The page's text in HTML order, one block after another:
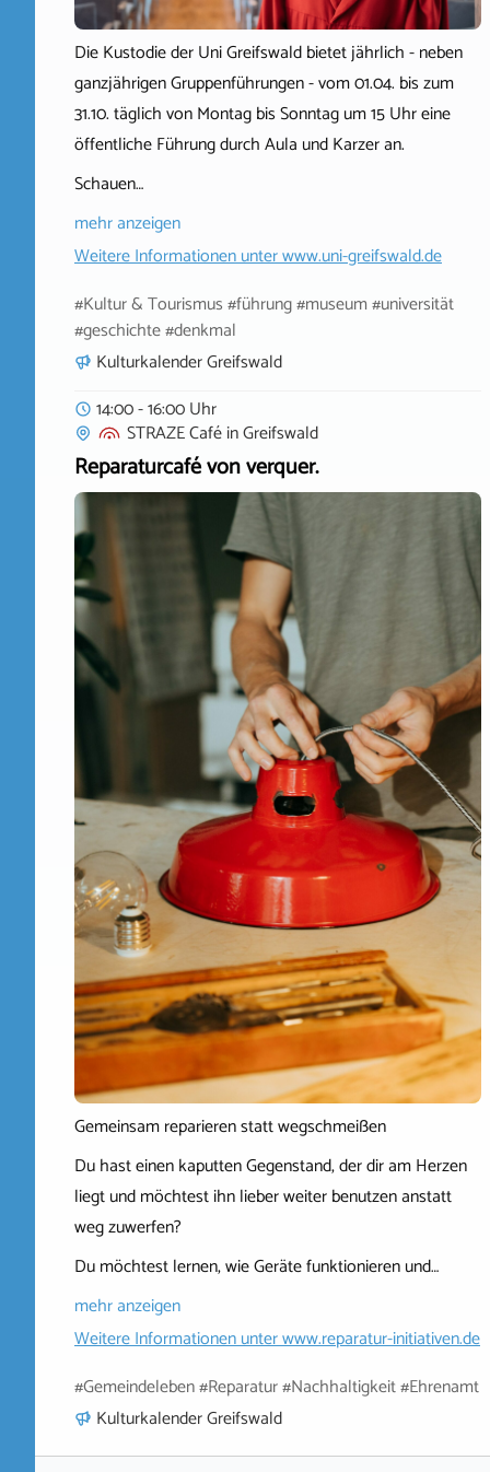
Die Kustodie der Uni Greifswald bietet jährlich - neben
ganzjährigen Gruppenführungen - vom 01.04. bis zum
31.10. täglich von Montag bis Sonntag um 15 Uhr eine
öffentliche Führung durch Aula und Karzer an.
Schauen…
mehr anzeigen
Weitere Informationen unterwww.uni-greifswald.de
#Kultur & Tourismus #führung #museum #universität
#geschichte #denkmal
Kulturkalender Greifswald
14:00 - 16:00 Uhr
STRAZE CaféinGreifswald
Reparaturcafé von verquer.
Gemeinsam reparieren statt wegschmeißen
Du hast einen kaputten Gegenstand, der dir am Herzen
liegt und möchtest ihn lieber weiter benutzen anstatt
weg zuwerfen?
Du möchtest lernen, wie Geräte funktionieren und…
mehr anzeigen
Weitere Informationen unterwww.reparatur-initiativen.de
#Gemeindeleben #Reparatur #Nachhaltigkeit #Ehrenamt
Kulturkalender Greifswald